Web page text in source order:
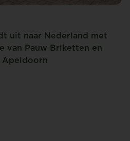
uit naar Nederland met
van Pauw Briketten en
Apeldoorn